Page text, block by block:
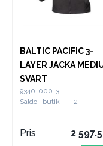
BALTIC PACIFIC 3-
LAYER JACKA
SVART
9340-000-3
Saldo i butik
2
Pris 2